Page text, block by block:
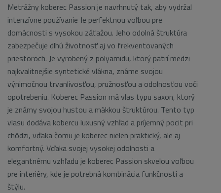
Metrážny koberec Passion je navrhnutý tak, aby vydržal
intenzívne používanie Je perfektnou voľbou pre
domácnosti s vysokou záťažou. Jeho odolná štruktúra
zabezpečuje dlhú životnosť aj vo frekventovaných
priestoroch. Je vyrobený z polyamidu, ktorý patrí medzi
najkvalitnejšie syntetické vlákna, známe svojou
výnimočnou trvanlivosťou, pružnosťou a odolnosťou voči
opotrebeniu. Koberec Passion má vlas typu saxon, ktorý
je známy svojou hustou a mäkkou štruktúrou. Tento typ
vlasu dodáva kobercu luxusný vzhľad a príjemný pocit pri
chôdzi, vďaka čomu je koberec nielen praktický, ale aj
komfortný. Vďaka svojej vysokej odolnosti a
elegantnému vzhľadu je koberec Passion skvelou voľbou
pre interiéry, kde je potrebná kombinácia funkčnosti a
štýlu.